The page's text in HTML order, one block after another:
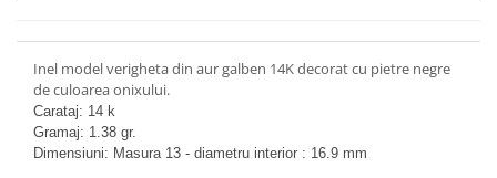
Inel model verigheta din aur galben 14K decorat cu pietre negre
de culoarea onixului.
Carataj: 14 k
Gramaj: 1.38 gr.
Dimensiuni: Masura 13 - diametru interior : 16.9 mm